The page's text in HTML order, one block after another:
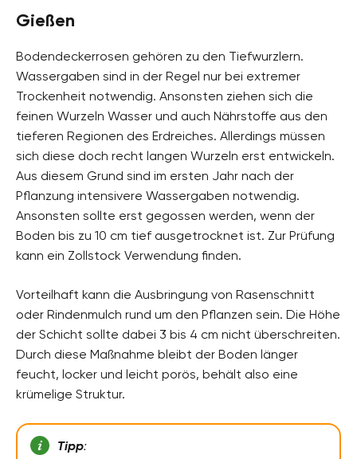
Gießen
Bodendeckerrosen gehören zu den Tiefwurzlern.
Wassergaben sind in der Regel nur bei extremer
Trockenheit notwendig. Ansonsten ziehen sich die
feinen Wurzeln Wasser und auch Nährstoffe aus den
tieferen Regionen des Erdreiches. Allerdings müssen
sich diese doch recht langen Wurzeln erst entwickeln.
Aus diesem Grund sind im ersten Jahr nach der
Pflanzung intensivere Wassergaben notwendig.
Ansonsten sollte erst gegossen werden, wenn der
Boden bis zu 10 cm tief ausgetrocknet ist. Zur Prüfung
kann ein Zollstock Verwendung finden.
Vorteilhaft kann die Ausbringung von Rasenschnitt
oder Rindenmulch rund um den Pflanzen sein. Die Höhe
der Schicht sollte dabei 3 bis 4 cm nicht überschreiten.
Durch diese Maßnahme bleibt der Boden länger
feucht, locker und leicht porös, behält also eine
krümelige Struktur.
Tipp: